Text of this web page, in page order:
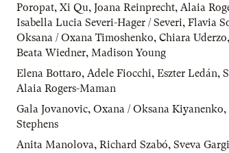
Poropat, Xi Qu, Joana Reinprecht, Alaia
Isabella Lucia Severi-Hager / Severi, Flavia
Oksana / Oxana Timoshenko, Chiara Uderzo,
Beata Wiedner, Madison Young
Elena Bottaro, Adele Fiocchi, Eszter Ledán,
Alaia Rogers-Maman
Gala Jovanovic, Oxana / Oksana Kiyanenko,
Stephens
Anita Manolova, Richard Szabó, Sveva